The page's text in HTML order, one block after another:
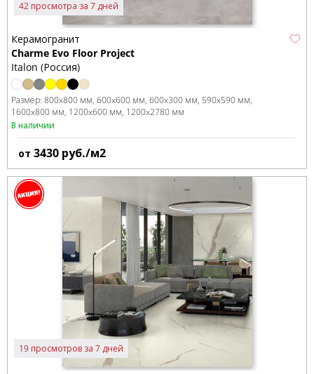
42 просмотра за 7 дней
Керамогранит
Charme Evo Floor Project
Italon (Россия)
Размер: 800x800 мм 600x600 мм 600x300 мм 590x590 мм
1600x800 мм 1200x600 мм 1200x2780 мм
В наличии
от 3430 руб./м2
19 просмотров за 7 дней